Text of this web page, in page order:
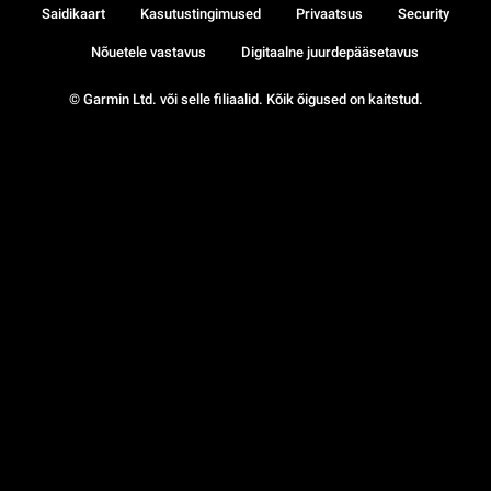
© Garmin Ltd. või selle filiaalid. Kõik õigused on kaitstud.
Saidikaart Kasutustingimused Privaatsus Security
Nõuetele vastavus Digitaalne juurdepääsetavus